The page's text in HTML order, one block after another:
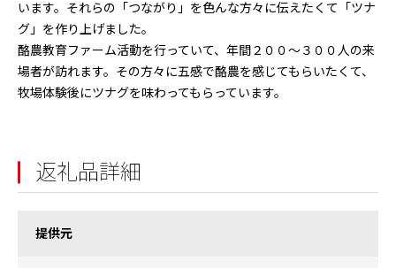
います。それらの「つながり」を色んな方々に伝えたくて「ツナ
グ」を作り上げました。
酪農教育ファーム活動を行っていて、年間２００～３００人の来
場者が訪れます。その方々に五感で酪農を感じてもらいたくて、
牧場体験後にツナグを味わってもらっています。
返礼品詳細
提供元